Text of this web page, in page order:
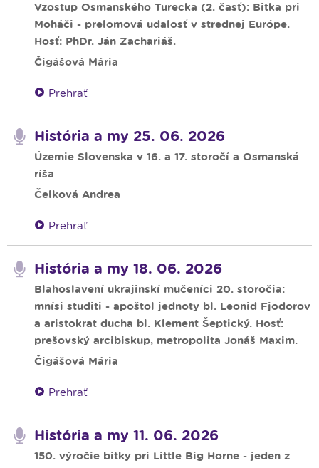
Vzostup Osmanského Turecka (2. časť): Bitka pri
Moháči - prelomová udalosť v strednej Európe.
Hosť: PhDr. Ján Zachariáš.
Čigášová Mária
Prehrať
História a my 25. 06. 2026
Územie Slovenska v 16. a 17. storočí a Osmanská
ríša
Čelková Andrea
Prehrať
História a my 18. 06. 2026
Blahoslavení ukrajinskí mučeníci 20. storočia:
mnísi studiti - apoštol jednoty bl. Leonid Fjodorov
a aristokrat ducha bl. Klement Šeptický. Hosť:
prešovský arcibiskup, metropolita Jonáš Maxim.
Čigášová Mária
Prehrať
História a my 11. 06. 2026
150. výročie bitky pri Little Big Horne - jeden z